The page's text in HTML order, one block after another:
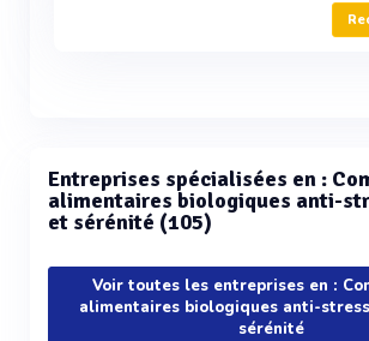
Entreprises spécialisées en :
alimentaires biologiques anti-
et sérénité (105)
Voir toutes les entreprises en :
alimentaires biologiques anti-
sérénité